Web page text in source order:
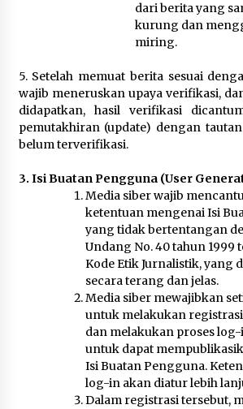
dari berita yang
kurung dan
miring.
5. Setelah memuat berita sesuai
wajib meneruskan upaya verifikasi,
didapatkan, hasil verifikasi
pemutakhiran (update) dengan
belum terverifikasi.
3. Isi Buatan Pengguna (User
Media siber wajib
ketentuan mengenai Isi
yang tidak bertentangan
Undang No. 40 tahun 1999
Kode Etik Jurnalistik, yang
secara terang dan jelas.
Media siber mewajibkan
untuk melakukan
dan melakukan proses
untuk dapat
Isi Buatan Pengguna.
log-in akan diatur lebih
Dalam registrasi tersebut,